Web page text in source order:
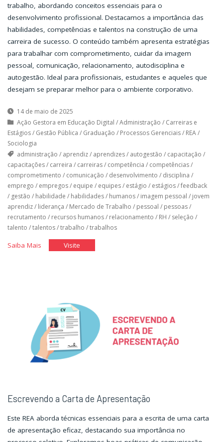
trabalho, abordando conceitos essenciais para o
desenvolvimento profissional. Destacamos a importância das
habilidades, competências e talentos na construção de uma
carreira de sucesso. O conteúdo também apresenta estratégias
para trabalhar com comprometimento, cuidar da imagem
pessoal, comunicação, relacionamento, autodisciplina e
autogestão. Ideal para profissionais, estudantes e aqueles que
desejam se preparar melhor para o ambiente corporativo.
14 de maio de 2025
Ação Gestora em Educação Digital /Administração / Carreiras e
Estágios/ Gestão Pública / Graduação / Processos Gerenciais/ REA/
Sociologia
administração / aprendiz/ aprendizes/ autogestão / capacitação /
capacitações/ carreira / carreiras/ competência / competências/
comprometimento / comunicação / desenvolvimento / disciplina /
emprego / empregos/ equipe / equipes/ estágio / estágios/feedback
/ gestão / habilidade / habilidades/ humanos/ imagem pessoal / jovem
aprendiz/ liderança / Mercado de Trabalho / pessoal / pessoas/
recrutamento / recursos humanos/ relacionamento / RH / seleção /
talento /talentos/trabalho /trabalhos
Saiba Mais"Você
Visite"Você
I"
Escrevendo a Carta de Apresentação
Este REA aborda técnicas essenciais para a escrita de uma carta
de apresentação eficaz, destacando sua importância no